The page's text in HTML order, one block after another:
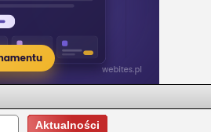
Aktualności